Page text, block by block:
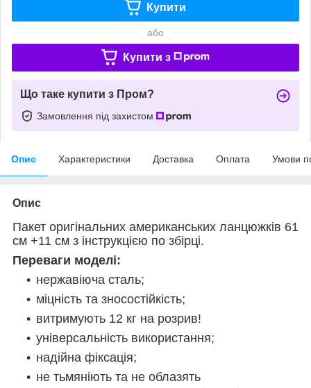
Купити
або
Купити з
Що таке купити з Пром?
Замовлення під захистом
Опис Характеристики Доставка Оплата Умови
Опис
Пакет оригінальних американських ланцюжків 61
см +11 см з інструкцією по збірці.
Переваги моделі:
нержавіюча сталь;
міцність та зносостійкість;
витримують 12 кг на розрив!
універсальність використання;
надійна фіксація;
не тьмяніють та не облазять